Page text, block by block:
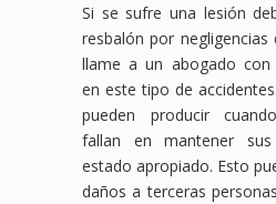
Si se sufre una lesión
resbalón por negligencias
llame a un abogado con
en este tipo de
pueden producir
fallan en mantener
estado apropiado. Esto
daños a terceras